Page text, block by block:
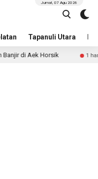
Tapanuli Utara
Jumat, 07 Agu 2026
Horsik 1 hari lalu